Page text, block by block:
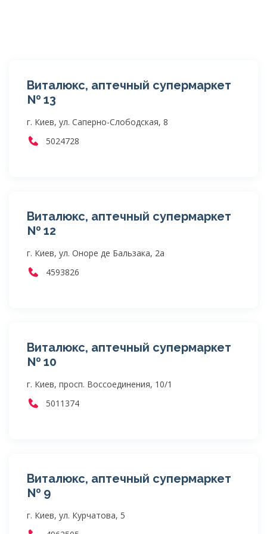
Виталюкс, аптечный супермаркет
№ 13
г. Киев, ул. Саперно-Слободская, 8
5024728
Виталюкс, аптечный супермаркет
№ 12
г. Киев, ул. Оноре де Бальзака, 2а
4593826
Виталюкс, аптечный супермаркет
№ 10
г. Киев, просп. Воссоединения, 10/1
5011374
Виталюкс, аптечный супермаркет
№ 9
г. Киев, ул. Курчатова, 5